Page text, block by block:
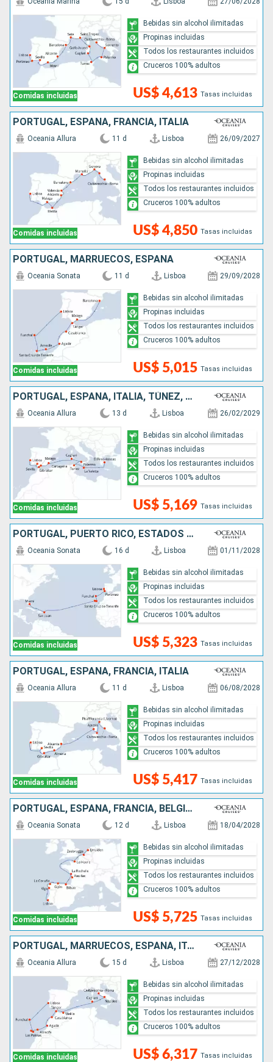
Comidas incluidas US$ 4,613 Tasas incluidas
Bebidas sin alcohol ilimitadas
Propinas incluidas
Todos los restaurantes incluidos
Cruceros 100% adultos
PORTUGAL, ESPAÑA, FRANCIA, ITALIA
Comidas incluidas
Oceania Allura 11 d Lisboa 26/09/2027
US$ 4,850 Tasas incluidas
Bebidas sin alcohol ilimitadas
Propinas incluidas
Todos los restaurantes incluidos
Cruceros 100% adultos
PORTUGAL, MARRUECOS, ESPAÑA
Comidas incluidas
Oceania Sonata 11 d Lisboa 29/09/2028
US$ 5,015 Tasas incluidas
Bebidas sin alcohol ilimitadas
Propinas incluidas
Todos los restaurantes incluidos
Cruceros 100% adultos
PORTUGAL, ESPAÑA, ITALIA, TÚNEZ, MALTA, GRECIA
Comidas incluidas
Oceania Allura 13 d Lisboa 26/02/2029
US$ 5,169 Tasas incluidas
Bebidas sin alcohol ilimitadas
Propinas incluidas
Todos los restaurantes incluidos
Cruceros 100% adultos
PORTUGAL, PUERTO RICO, ESTADOS UNIDOS
Comidas incluidas
Oceania Sonata 16 d Lisboa 01/11/2028
US$ 5,323 Tasas incluidas
Bebidas sin alcohol ilimitadas
Propinas incluidas
Todos los restaurantes incluidos
Cruceros 100% adultos
PORTUGAL, ESPAÑA, FRANCIA, ITALIA
Comidas incluidas
Oceania Allura 11 d Lisboa 06/08/2028
US$ 5,417 Tasas incluidas
Bebidas sin alcohol ilimitadas
Propinas incluidas
Todos los restaurantes incluidos
Cruceros 100% adultos
PORTUGAL, ESPAÑA, FRANCIA, BÉLGICA, PAISES BAJOS
Comidas incluidas
Oceania Sonata 12 d Lisboa 18/04/2028
US$ 5,725 Tasas incluidas
Bebidas sin alcohol ilimitadas
Propinas incluidas
Todos los restaurantes incluidos
Cruceros 100% adultos
PORTUGAL, MARRUECOS, ESPAÑA, ITALIA
Comidas incluidas
Oceania Allura 15 d Lisboa 27/12/2028
US$ 6,317 Tasas incluidas
Bebidas sin alcohol ilimitadas
Propinas incluidas
Todos los restaurantes incluidos
Cruceros 100% adultos